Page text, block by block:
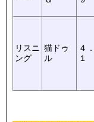
リスニ
ング
猫ドゥ
ル
４．
１